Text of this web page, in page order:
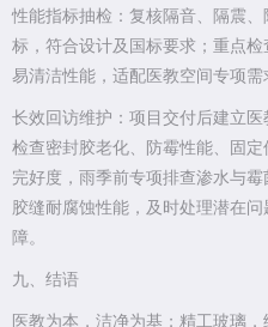
性能指标抽检：复核隔音、隔震
标，符合设计及国标要求；重点
易清洁性能，适配医教空间专项需
长效回访维护：项目交付后建立
检查密封胶老化、防霉性能、固
完好度，雨季前专项排查渗水与
胶缝耐腐蚀性能，及时处理潜在
障。
九、结语
医教为本，洁净为基；精工玻璃